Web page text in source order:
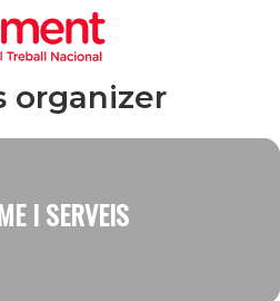
organizer
I SERVEIS